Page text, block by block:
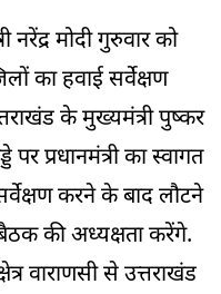
उमस बनी रहेगी
उमस और गर्मी से लोग
नरेंद्र मोदी गुरुवार को
का हवाई सर्वेक्षण
के मुख्यमंत्री पुष्कर
पर प्रधानमंत्री का स्वागत
सर्वेक्षण करने के बाद लौटने
की अध्यक्षता करेंगे.
वाराणसी से उत्तराखंड